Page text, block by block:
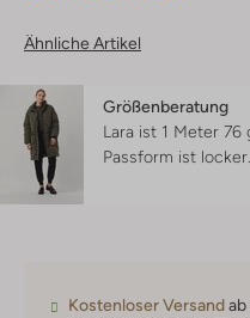
Ähnliche Artikel
Größenberatung
Lara ist 1 Meter 76
Passform ist locker
Kostenloser Versand